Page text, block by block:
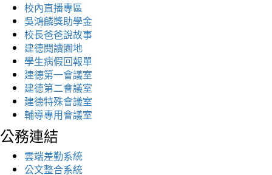
校內直播專區
吳鴻麟獎助學金
校長爸爸說故事
建德閱讀園地
學生病假回報單
建德第一會議室
建德第二會議室
建德特殊會議室
輔導專用會議室
公務連結
雲端差勤系統
公文整合系統